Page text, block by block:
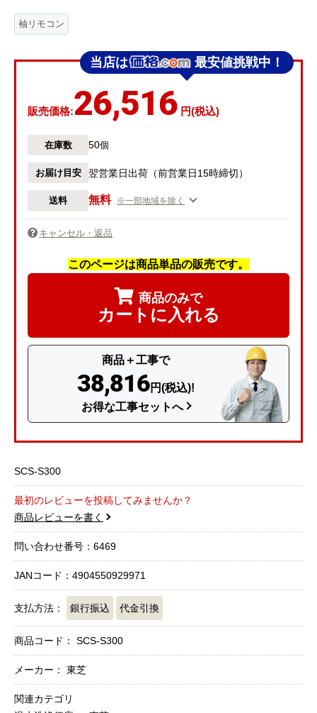
袖リモコン
当店は 最安値挑戦中！
販売価格:26,516 円(税込)
在庫数 50個
お届け目安 翌営業日出荷（前営業日15時締切）
送料 無料 ※一部地域を除く
キャンセル・返品
このページは商品単品の販売です。
商品のみで
カートに入れる
商品＋工事で
38,816円(税込)!
お得な工事セットへ
SCS-S300
最初のレビューを投稿してみませんか？
商品レビューを書く
問い合わせ番号：6469
JANコード：4904550929971
支払方法： 銀行振込 代金引換
商品コード： SCS-S300
メーカー： 東芝
関連カテゴリ